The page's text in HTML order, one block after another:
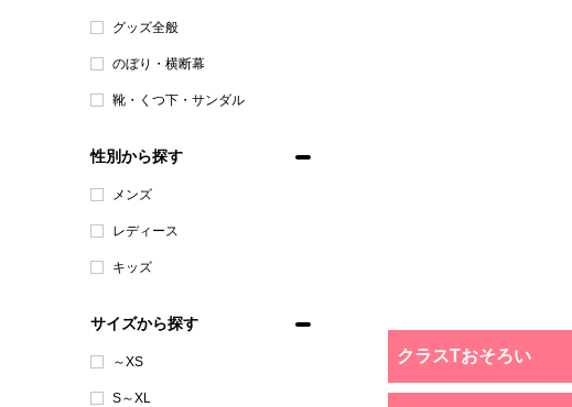
グッズ全般
のぼり・横断幕
靴・くつ下・サンダル
性別から探す
メンズ
レディース
キッズ
サイズから探す
～XS
S～XL
クラスTおそろい